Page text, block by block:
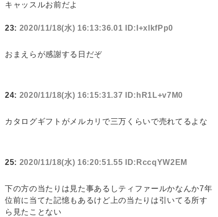
キャッスルお前だよ
23: 2020/11/18(水) 16:13:36.01 ID:I+xlkfPp0
おまえらが感謝する日だぞ
24: 2020/11/18(水) 16:15:31.37 ID:hR1L+v7M0
カタログギフトがメルカリで三万くらいで売れてるよな
25: 2020/11/18(水) 16:20:51.55 ID:RccqYW2EM
下の方の当たりは見た事あるしティファールかなんか7年
位前に当てた記憶もあるけど上の当たりは引いてる所す
ら見たことない